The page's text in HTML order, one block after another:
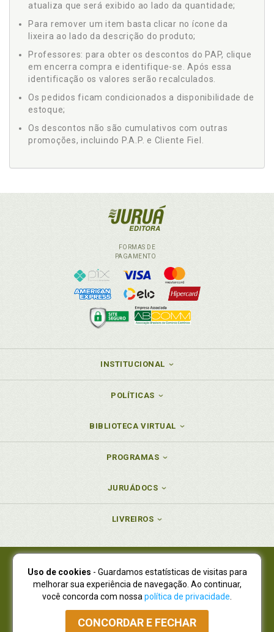
atualiza que será exibido ao lado da quantidade;
Para remover um item basta clicar no ícone da
lixeira ao lado da descrição do produto;
Professores: para obter os descontos do PAP, clique
em encerra compra e identifique-se. Após essa
identificação os valores serão recalculados.
Os pedidos ficam condicionados a disponibilidade de
estoque;
Os descontos não são cumulativos com outras
promoções, incluindo P.A.P. e Cliente Fiel.
FORMAS DE
PAGAMENTO
INSTITUCIONAL
POLÍTICAS
BIBLIOTECA VIRTUAL
PROGRAMAS
JURUÁDOCS
LIVREIROS
Juruá Editora Ltda., CNPJ 77.535.508/0001-19
Juruá Informática Ltda., CNPJ 01.701.561/0001-80
NOVO ENDEREÇO:R. Flávio Dallegrave, 7665, São Lourenço |
Curitiba - Paraná - CEP 82210-310
Atendimento: (41) 4009-3900|Vendas Atacado: (41) 4009-3939
Uso de cookies - Guardamos estatísticas de visitas para
melhorar sua experiência de navegação. Ao continuar,
você concorda com nossa política de privacidade
CONCORDAR E FECHAR